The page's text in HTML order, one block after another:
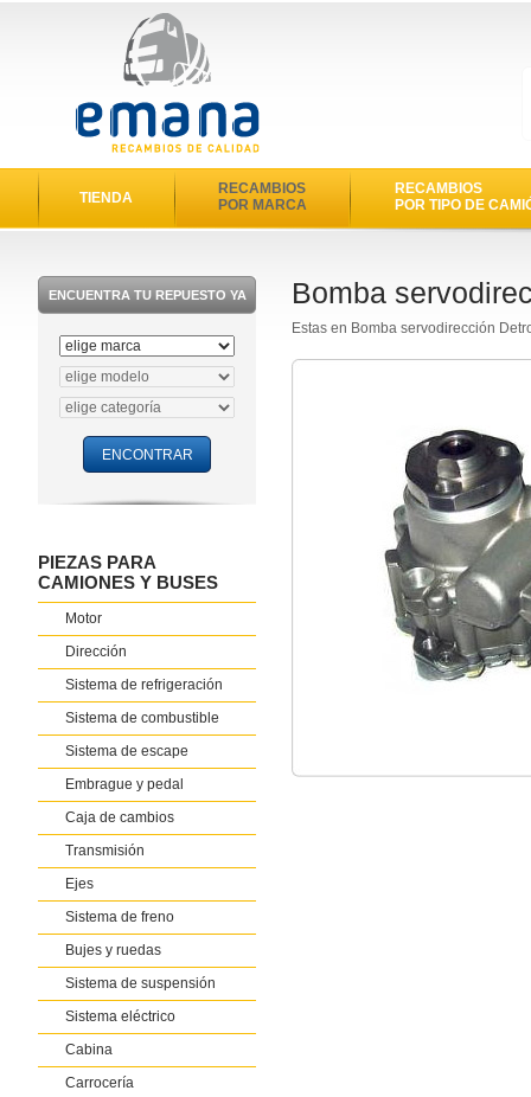
TIENDA
RECAMBIOS
POR MARCA
RECAMBIOS
POR TIPO DE
ENCUENTRA TU REPUESTO YA
PIEZAS PARA
CAMIONES Y BUSES
Motor
Dirección
Sistema de refrigeración
Sistema de combustible
Sistema de escape
Embrague y pedal
Caja de cambios
Transmisión
Ejes
Sistema de freno
Bujes y ruedas
Sistema de suspensión
Sistema eléctrico
Cabina
Carrocería
Bomba
Estas en Bomba servodirección